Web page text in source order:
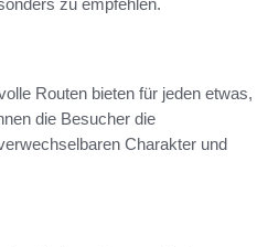
Routen bieten für jeden etwas,
die Besucher die
Charakter und